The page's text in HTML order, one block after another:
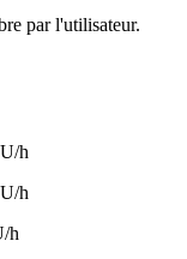
par l'utilisateur.
h
h
h